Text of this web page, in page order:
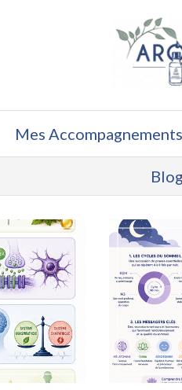
Mes Accompagnements